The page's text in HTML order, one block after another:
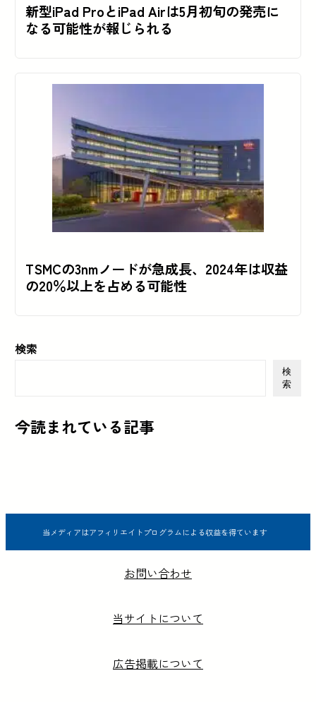
新型iPad ProとiPad Airは5月初旬の発売に
なる可能性が報じられる
TSMCの3nmノードが急成長、2024年は収益
の20％以上を占める可能性
検索
検
索
今読まれている記事
当メディアはアフィリエイトプログラムによる収益を得ています
お問い合わせ
当サイトについて
広告掲載について